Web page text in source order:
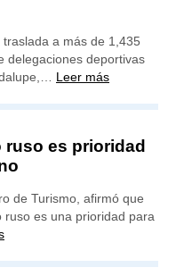
a más de 1,435
delegaciones deportivas
Leer más
ruso es prioridad
de Turismo, afirmó que
ruso es una prioridad para